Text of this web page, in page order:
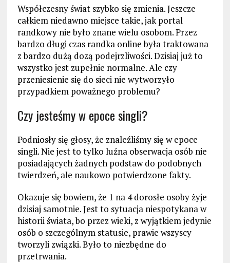
Współczesny świat szybko się zmienia. Jeszcze
całkiem niedawno miejsce takie, jak portal
randkowy nie było znane wielu osobom. Przez
bardzo długi czas randka online była traktowana
z bardzo dużą dozą podejrzliwości. Dzisiaj już to
wszystko jest zupełnie normalne. Ale czy
przeniesienie się do sieci nie wytworzyło
przypadkiem poważnego problemu?
Czy jesteśmy w epoce singli?
Podniosły się głosy, że znaleźliśmy się w epoce
singli. Nie jest to tylko luźna obserwacja osób nie
posiadających żadnych podstaw do podobnych
twierdzeń, ale naukowo potwierdzone fakty.
Okazuje się bowiem, że 1 na 4 dorosłe osoby żyje
dzisiaj samotnie. Jest to sytuacja niespotykana w
historii świata, bo przez wieki, z wyjątkiem jedynie
osób o szczególnym statusie, prawie wszyscy
tworzyli związki. Było to niezbędne do
przetrwania.